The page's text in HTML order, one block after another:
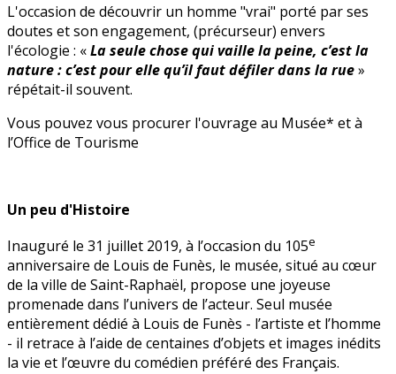
L'occasion de découvrir un homme "vrai" porté par ses
doutes et son engagement, (précurseur) envers
l'écologie : «La seule chose qui vaille la peine, c’est la
nature : c’est pour elle qu’il faut défiler dans la rue»
répétait-il souvent.
Vous pouvez vous procurer l'ouvrage au Musée* et à
l’Office de Tourisme
Un peu d'Histoire
Inauguré le 31 juillet 2019, à l’occasion du 105e
anniversaire de Louis de Funès, le musée, situé au cœur
de la ville de Saint-Raphaël, propose une joyeuse
promenade dans l’univers de l’acteur. Seul musée
entièrement dédié à Louis de Funès - l’artiste et l’homme
- il retrace à l’aide de centaines d’objets et images inédits
la vie et l’œuvre du comédien préféré des Français.